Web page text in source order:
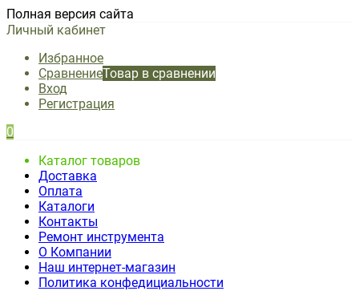
Полная версия сайта
Личный кабинет
Избранное
СравнениеТовар в сравнении
Вход
Регистрация
0
Каталог товаров
Доставка
Оплата
Каталоги
Контакты
Ремонт инструмента
О Компании
Наш интернет-магазин
Политика конфедициальности